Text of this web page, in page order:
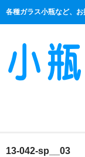
各種ガラス小瓶など、お
商品一覧
13-042-sp__03